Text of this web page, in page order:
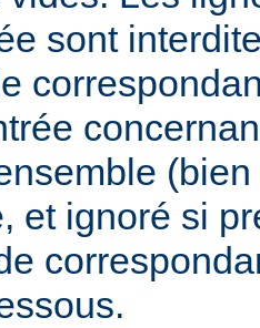
sont
et ignoré si